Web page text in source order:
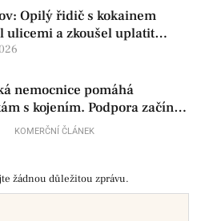
Opilý řidič s kokainem
ulicemi a zkoušel uplatit
nemocnice pomáhá
s kojením. Podpora začíná
porodem
KOMERČNÍ ČLÁNEK
žádnou důležitou zprávu.